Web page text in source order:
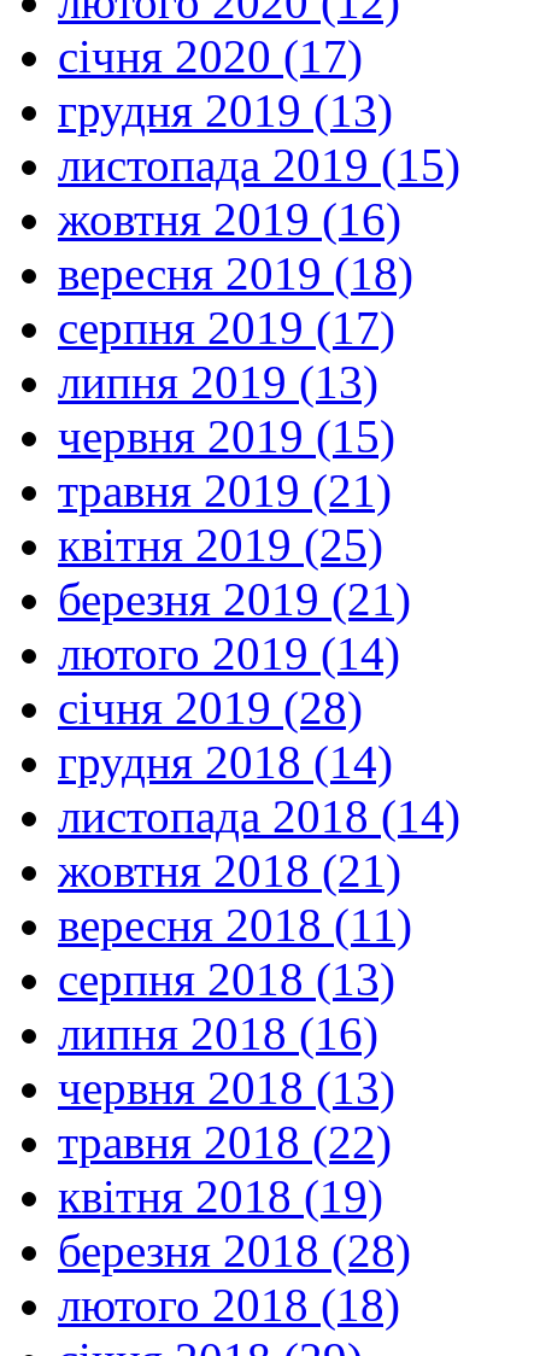
січня 2020 (17)
грудня 2019 (13)
листопада 2019 (15)
жовтня 2019 (16)
вересня 2019 (18)
серпня 2019 (17)
липня 2019 (13)
червня 2019 (15)
травня 2019 (21)
квітня 2019 (25)
березня 2019 (21)
лютого 2019 (14)
січня 2019 (28)
грудня 2018 (14)
листопада 2018 (14)
жовтня 2018 (21)
вересня 2018 (11)
серпня 2018 (13)
липня 2018 (16)
червня 2018 (13)
травня 2018 (22)
квітня 2018 (19)
березня 2018 (28)
лютого 2018 (18)